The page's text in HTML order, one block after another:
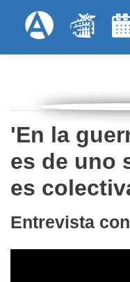
Menú
'En la
es de uno
es
Entrevista